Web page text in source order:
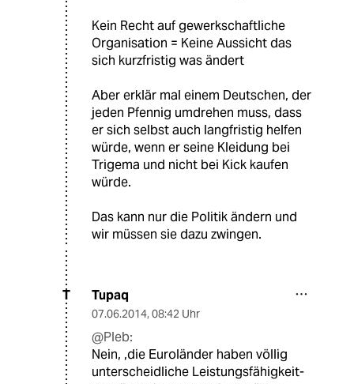
Kein Recht auf gewerkschaftliche
Organisation = Keine Aussicht das
sich kurzfristig was ändert
Aber erklär mal einem Deutschen, der
jeden Pfennig umdrehen muss, dass
er sich selbst auch langfristig helfen
würde, wenn er seine Kleidung bei
Trigema und nicht bei Kick kaufen
würde.
Das kann nur die Politik ändern und
wir müssen sie dazu zwingen.
T Tupaq
07.06.2014, 08:42 Uhr
@Pleb:
Nein, ,die Euroländer haben völlig
unterscheidliche Leistungsfähigkeit-